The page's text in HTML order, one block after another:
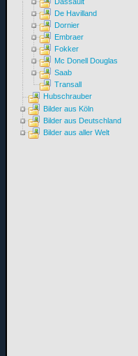
De Havilland
Dornier
Embraer
Fokker
Mc Donell Douglas
Saab
Transall
Hubschrauber
Bilder aus Köln
Bilder aus Deutschland
Bilder aus aller Welt